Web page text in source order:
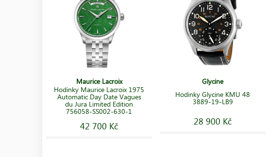
Maurice Lacroix
Hodinky Maurice Lacroix 1975
Automatic Day Date Vagues
du Jura Limited Edition
756058-SS002-630-1
42 700 Kč
Glycine
Hodinky Glycine KMU 48
3889-19-LB9
28 900 Kč